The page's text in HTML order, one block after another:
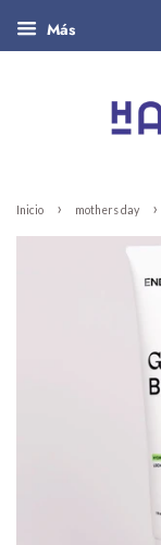
Más
Inicio › mothers day ›